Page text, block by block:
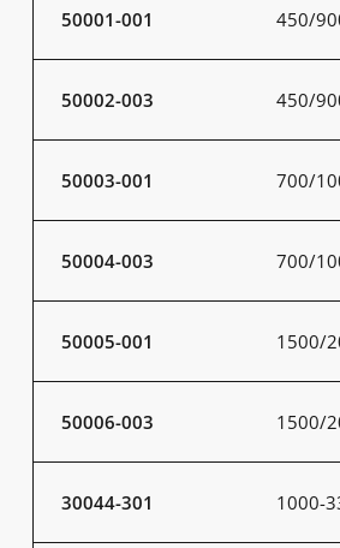
50001-001 450/
50002-003 450/
50003-001 700/
50004-003 700/
50005-001 1500/
50006-003 1500/
30044-301 1000-